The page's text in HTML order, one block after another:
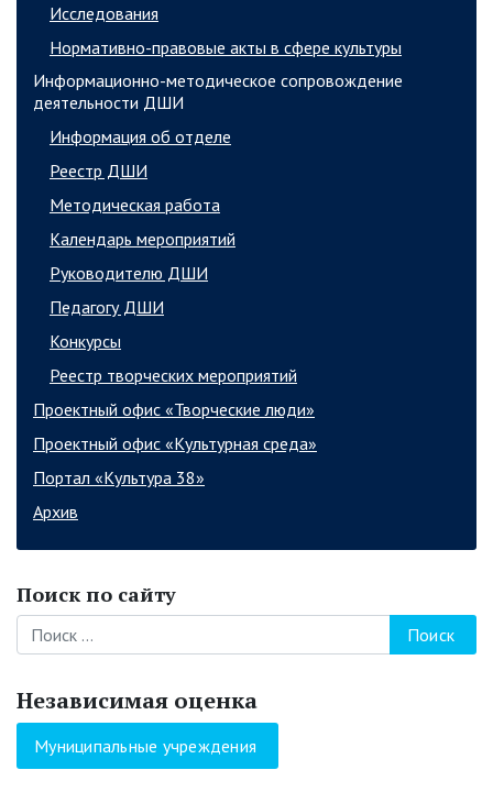
Исследования
Нормативно-правовые акты в сфере культуры
Информационно-методическое сопровождение
деятельности ДШИ
Информация об отделе
Реестр ДШИ
Методическая работа
Календарь мероприятий
Руководителю ДШИ
Педагогу ДШИ
Конкурсы
Реестр творческих мероприятий
Проектный офис «Творческие люди»
Проектный офис «Культурная среда»
Портал «Культура 38»
Архив
Поиск по сайту
Поиск
Независимая оценка
Муниципальные учреждения